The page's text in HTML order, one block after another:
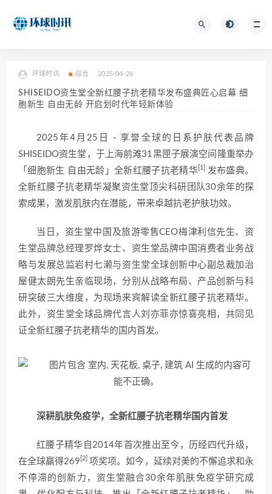
环球时讯 综合 2025-04-26
SHISEIDO资生堂全新红腰子抗老精华发布盛典匠心启幕 细
胞新生 自由无龄 开启划时代年轻新体验
2025年4月25日 - 享誉全球的日系护肤代表品牌
SHISEIDO资生堂，于上海前滩31黑匣子展演空间隆重举办
「细胞新生 自由无龄」全新红腰子抗老精华 [1] 发布盛典。
全新红腰子抗老精华凝聚资生堂顶尖科研团队30余年的探
索成果，激发肌肤内在潜能，带来卓越抗老护肤功效。
当日，资生堂中国及旅游零售CEO梅津利信先生、资
生堂品牌总经理罗烨女士、资生堂品牌中国消费者业务战
略与发展总监岩村七濑与资生堂全球创新中心副总裁加治
屋健太朗先生亲临现场，分别从战略布局、产品创新与科
研突破三大维度，为现场来宾解读全新红腰子抗老精华。
此外，资生堂全球品牌代言人刘亦菲亦惊喜亮相，共同见
证全新红腰子抗老精华的国内首发。
深耕肌肤免疫学，全新红腰子抗老精华国内首发
红腰子精华自2014年首次推出至今，历经四代升级，
在全球赢得269 [2]项奖项。如今，延续对美的不懈追求和永
不停滞的创新力，资生堂融合30余年肌肤免疫学研究成